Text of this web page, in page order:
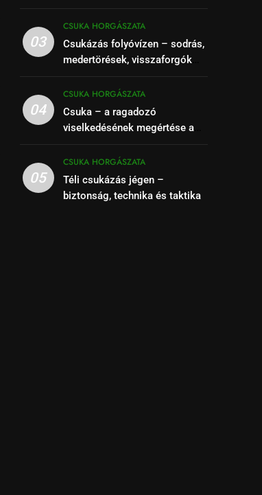
03
CSUKA HORGÁSZATA
Csukázás folyóvízen – sodrás,
medertörések, visszaforgók
04
CSUKA HORGÁSZATA
Csuka – a ragadozó
viselkedésének megértése a
05
CSUKA HORGÁSZATA
Téli csukázás jégen –
biztonság, technika és taktika